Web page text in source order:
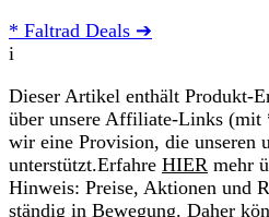
* Faltrad Deals ➔
i
Dieser Artikel enthält Produkt-
über unsere Affiliate-Links (mit
wir eine Provision, die unseren
unterstützt.Erfahre HIER mehr
Hinweis: Preise, Aktionen und
ständig in Bewegung. Daher